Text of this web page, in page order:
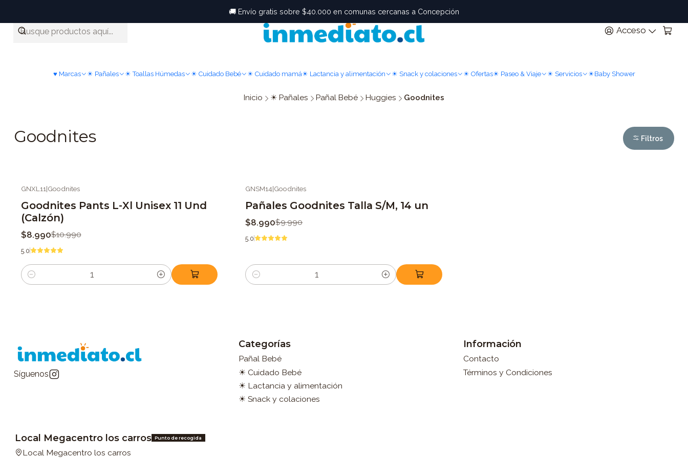
Acceso
♥ Marcas ☀ Pañales ☀ Toallas Húmedas ☀ Cuidado Bebé ☀ Cuidado mamá☀ Lactancia y alimentación ☀ Snack y colaciones ☀ Ofertas☀ Paseo & Viaje ☀ Servicios ☀Baby Shower
🚚 Envío gratis sobre $40.000 en comunas cercanas a Concepción
Inicio ☀ Pañales Pañal Bebé Huggies Goodnites
Goodnites Filtros
GNXL11|Goodnites
Goodnites Pants L-Xl Unisex 11 Und
(Calzón)
$8.990$10.990
5.0
Cantidad
GNSM14|Goodnites
Pañales Goodnites Talla S/M, 14 un
$8.990$9.990
5.0
Cantidad
Síguenos
Categorías
Pañal Bebé
☀ Cuidado Bebé
☀ Lactancia y alimentación
☀ Snack y colaciones
Información
Contacto
Términos y Condiciones
Local Megacentro los carros Punto de recogida
Local Megacentro los carros